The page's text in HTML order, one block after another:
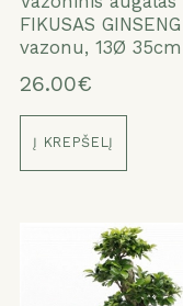
FIKUSAS
vazonu, 13Ø
26.00€
Į KREPŠELĮ